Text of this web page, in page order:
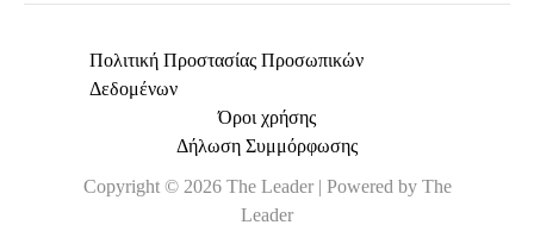
Πολιτική Προστασίας Προσωπικών
Δεδομένων
Όροι χρήσης
Δήλωση Συμμόρφωσης
Copyright © 2026 The Leader | Powered by The
Leader